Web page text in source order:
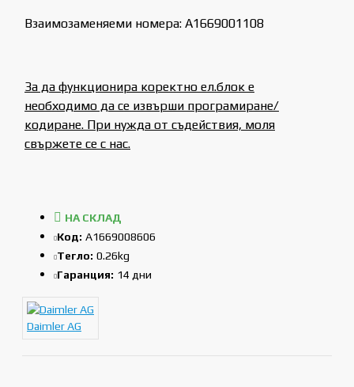
Взаимозаменяеми номера: A1669001108
За да функционира коректно ел.блок е
необходимо да се извърши програмиране/
кодиране. При нужда от съдействия, моля
свържете се с нас.
НА СКЛАД
Код: A1669008606
Тегло: 0.26kg
Гаранция: 14 дни
Daimler AG